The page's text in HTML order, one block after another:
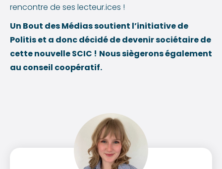
rencontre de ses lecteur.ices !
Un Bout des Médias soutient l’initiative de
Politis et a donc décidé de devenir sociétaire de
cette nouvelle SCIC ! Nous siègerons également
au conseil coopératif.